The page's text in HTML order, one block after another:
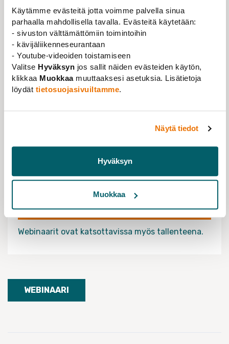
Käytämme evästeitä jotta voimme palvella sinua
parhaalla mahdollisella tavalla. Evästeitä käytetään:
- sivuston välttämättömiin toimintoihin
- kävijäliikenneseurantaan
- Youtube-videoiden toistamiseen
Valitse Hyväksyn jos sallit näiden evästeiden käytön,
klikkaa Muokkaamuuttaaksesi asetuksia. Lisätietoja
löydät tietosuojasivuiltamme.
Näytä tiedot
Hyväksyn
Muokkaa
TAPAHTUMAN TIEDOT
VERKOSSA
TAPAHTUMA-AIKA
27.08.2025 klo 18:00 - 19:00
ILMOITTAUDU MUKAAN UP
PARTNERSIN SIVUILLA.
Webinaarit ovat katsottavissa myös tallenteena.
WEBINAARI